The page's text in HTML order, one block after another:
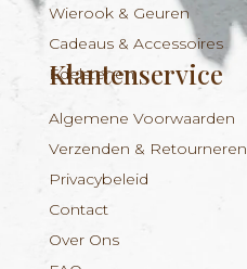
Wierook & Geuren
Cadeaus & Accessoires
Edelstenen
Klantenservice
Algemene Voorwaarden
Verzenden & Retourneren
Privacybeleid
Contact
Over Ons